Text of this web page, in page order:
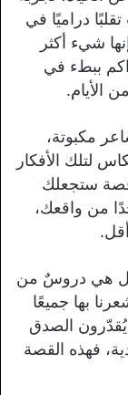
دراميًا في
شيء أكثر
ببطء في
الأيام.
مكبوتة،
لتلك الأفكار
قصة ستجعلك
من واقعك،
هي دروسٌ من
بها جميعًا
يُقدّرون الصدق
فهذه القصة